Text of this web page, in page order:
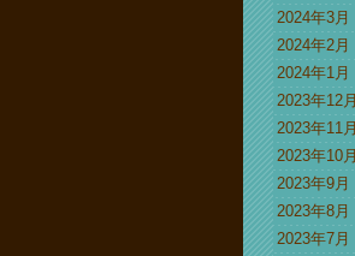
2024年3月
2024年2月
2024年1月
2023年12月
2023年11月
2023年10月
2023年9月
2023年8月
2023年7月